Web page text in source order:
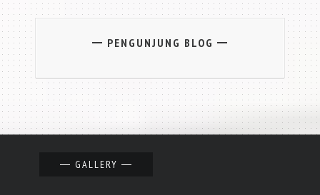
PENGUNJUNG BLOG
GALLERY